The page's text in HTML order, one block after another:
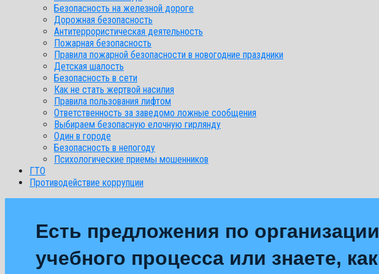
Безопасность на железной дороге
Дорожная безопасность
Антитеррористическая деятельность
Пожарная безопасность
Правила пожарной безопасности в новогодние праздники
Детская шалость
Безопасность в сети
Как не стать жертвой насилия
Правила пользования лифтом
Ответственность за заведомо ложные сообщения
Выбираем безопасную елочную гирлянду
Один в городе
Безопасность в непогоду
Психологические приемы мошенников
ГТО
Противодействие коррупции
Есть предложения по организации
учебного процесса или знаете, как